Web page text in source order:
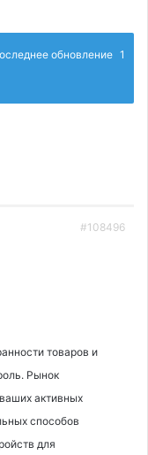
обновление 1
#108496
товаров и
Рынок
активных
способов
для